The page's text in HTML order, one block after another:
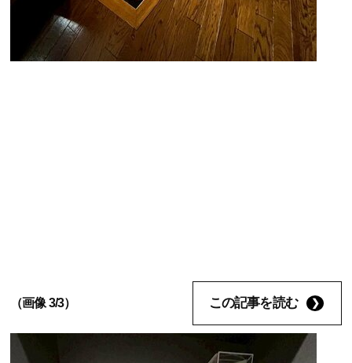
（画像 3/3） この記事を読む